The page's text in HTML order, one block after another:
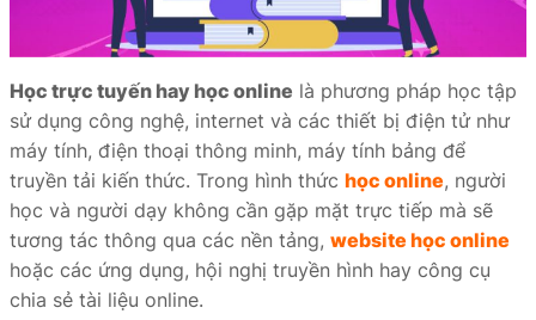
Học trực tuyến hay học online là phương pháp học tập
sử dụng công nghệ, internet và các thiết bị điện tử như
máy tính, điện thoại thông minh, máy tính bảng để
truyền tải kiến thức. Trong hình thức học online, người
học và người dạy không cần gặp mặt trực tiếp mà sẽ
tương tác thông qua các nền tảng, website học online
hoặc các ứng dụng, hội nghị truyền hình hay công cụ
chia sẻ tài liệu online.